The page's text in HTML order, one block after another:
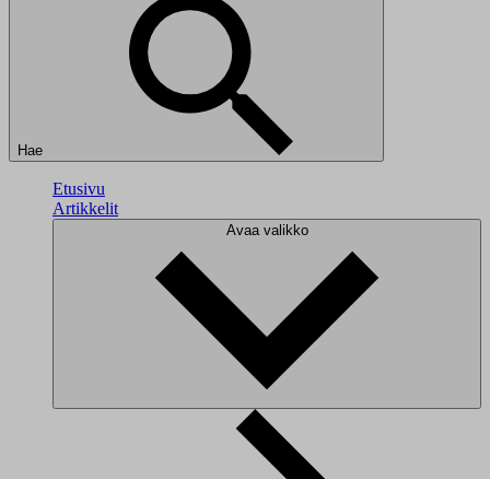
Hae
Etusivu
Artikkelit
Avaa valikko